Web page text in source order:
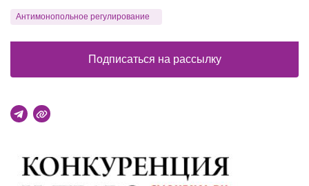
Антимонопольное регулирование
Подписаться на рассылку